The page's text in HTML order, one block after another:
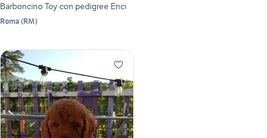
Barboncino Toy con pedigree Enci
Roma (RM)